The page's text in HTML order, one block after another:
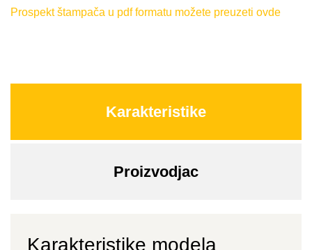
Prospekt štampača u pdf formatu možete preuzeti ovde
Karakteristike
Proizvodjac
Karakteristike modela